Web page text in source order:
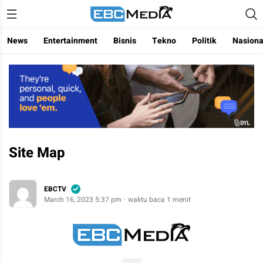
ebctvmedia
Menggapai Cakrawala Untuk Indonesia
News Entertainment Bisnis Tekno Politik
Site Map
EBCTV
March 16, 2023 5:37 pm
waktu baca 1 menit